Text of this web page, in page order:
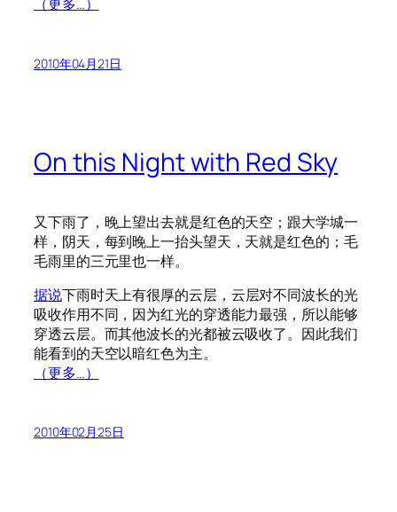
（更多…）
2010年04月21日
On this Night with Red Sky
又下雨了，晚上望出去就是红色的天空；跟大学城一
样，阴天，每到晚上一抬头望天，天就是红色的；毛
毛雨里的三元里也一样。
据说下雨时天上有很厚的云层，云层对不同波长的光
吸收作用不同，因为红光的穿透能力最强，所以能够
穿透云层。而其他波长的光都被云吸收了。因此我们
能看到的天空以暗红色为主。
（更多…）
2010年02月25日